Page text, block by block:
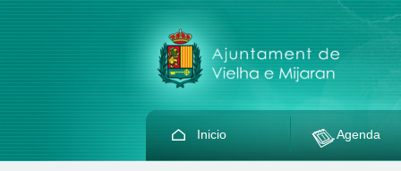
Inicio Agenda